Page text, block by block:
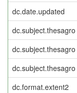
dc.date.updated
dc.subject.thesagro
dc.subject.thesagro
dc.subject.thesagro
dc.format.extent2